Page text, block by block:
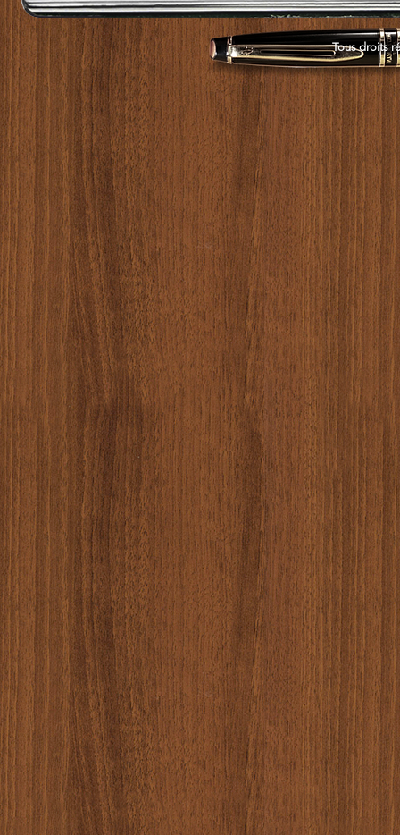
Tous droits